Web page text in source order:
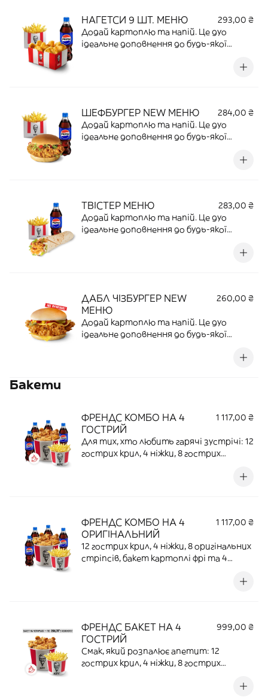
НАГЕТСИ 9 ШТ. МЕНЮ
293,00 ₴
Додай картоплю та напій. Це дуо
ідеальне доповнення до будь-якої
ШЕФБУРГЕР NEW МЕНЮ
284,00 ₴
Додай картоплю та напій. Це дуо
ідеальне доповнення до будь-якої
ТВІСТЕР МЕНЮ
283,00 ₴
Додай картоплю та напій. Це дуо
ідеальне доповнення до будь-якої
ДАБЛ ЧІЗБУРГЕР NEW
МЕНЮ
260,00 ₴
Додай картоплю та напій. Це дуо
ідеальне доповнення до будь-якої
Бакети
ФРЕНДС КОМБО НА 4
ГОСТРИЙ
1 117,00 ₴
Для тих, хто любить гарячі зустрічі: 12
гострих крил, 4 ніжки, 8 гострих
ФРЕНДС КОМБО НА 4
ОРИГІНАЛЬНИЙ
1 117,00 ₴
12 гострих крил, 4 ніжки, 8 оригінальних
стріпсів, бакет картоплі фрі та 4
ФРЕНДС БАКЕТ НА 4
ГОСТРИЙ
999,00 ₴
Смак, який розпалює апетит: 12
гострих крил, 4 ніжки, 8 гострих